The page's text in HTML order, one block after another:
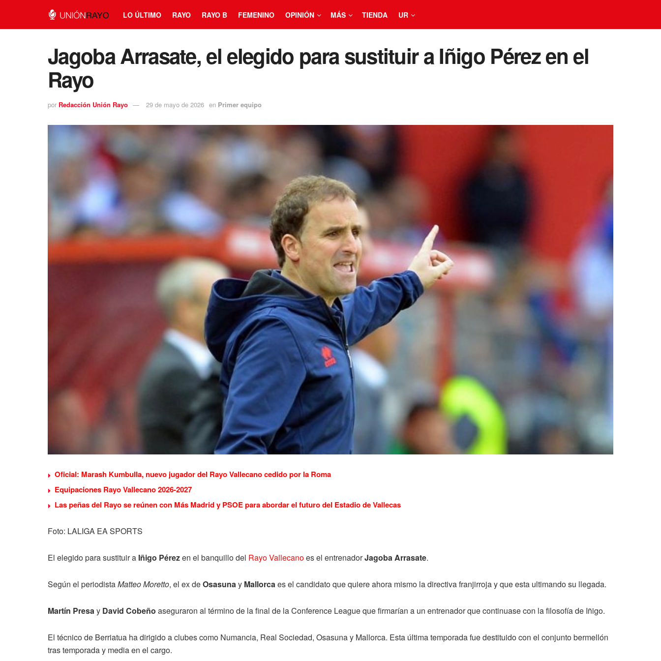
LO ÚLTIMO RAYO RAYO B FEMENINO OPINIÓN MÁS TIENDA UR
Jagoba Arrasate, el elegido para sustituir a Iñigo Pérez en el
Rayo
por Redacción Unión Rayo 29 de mayo de 2026 en Primer equipo
Oficial: Marash Kumbulla, nuevo jugador del Rayo Vallecano cedido por la Roma
Equipaciones Rayo Vallecano 2026-2027
Las peñas del Rayo se reúnen con Más Madrid y PSOE para abordar el futuro del Estadio de Vallecas
Foto: LALIGA EA SPORTS
El elegido para sustituir a Iñigo Pérezen el banquillo del Rayo Vallecanoes el entrenadorJagoba Arrasate.
Según el periodistaMatteo Moretto, el ex deOsasuna y Mallorca es el candidato que quiere ahora mismo la directiva franjirroja y que esta ultimando su llegada.
Martín Presa y David Cobeño aseguraron al término de la final de la Conference League que firmarían a un entrenador que continuase con la filosofía de Iñigo.
El técnico de Berriatua ha dirigido a clubes como Numancia, Real Sociedad, Osasuna y Mallorca. Esta última temporada fue destituido con el conjunto bermellón
tras temporada y media en el cargo.